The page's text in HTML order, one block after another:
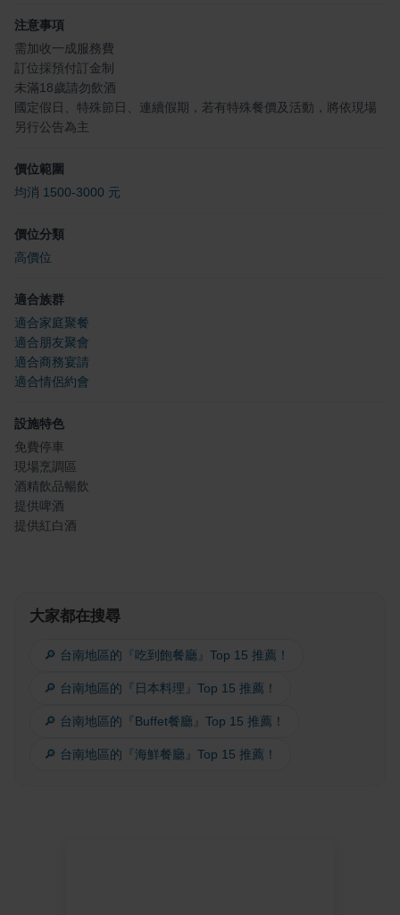
注意事項
需加收一成服務費
訂位採預付訂金制
未滿18歲請勿飲酒
國定假日、特殊節日、連續假期，若有特殊餐價及活動，將依現場
另行公告為主
價位範圍
均消 1500-3000 元
價位分類
高價位
適合族群
適合家庭聚餐
適合朋友聚會
適合商務宴請
適合情侶約會
設施特色
免費停車
現場烹調區
酒精飲品暢飲
提供啤酒
提供紅白酒
大家都在搜尋
🔎 台南地區的『吃到飽餐廳』Top 15 推薦！
🔎 台南地區的『日本料理』Top 15 推薦！
🔎 台南地區的『Buffet餐廳』Top 15 推薦！
🔎 台南地區的『海鮮餐廳』Top 15 推薦！